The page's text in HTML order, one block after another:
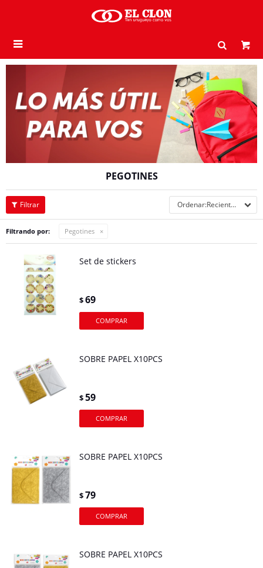

PEGOTINES
Recientes
Filtrando por: Pegotines
Set de stickers
$69
SOBRE PAPEL X10PCS
$59
SOBRE PAPEL X10PCS
$79
SOBRE PAPEL X10PCS